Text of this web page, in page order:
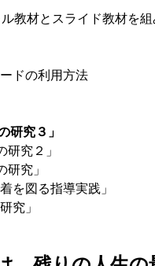
教材とスライド教材を
ドの利用方法
研究３」
究２」
究」
を図る指導実践」
究」